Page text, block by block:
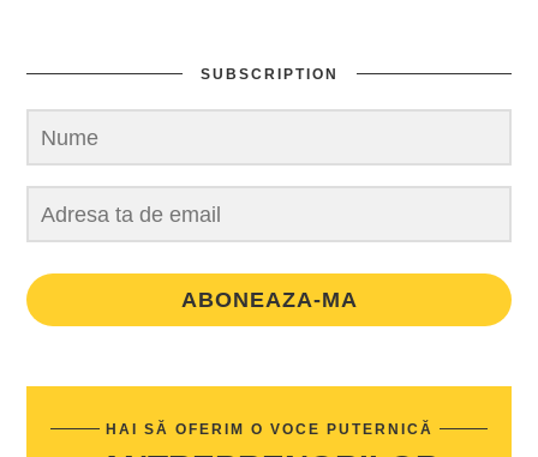
SUBSCRIPTION
ABONEAZA-MA
HAI SĂ OFERIM O VOCE PUTERNICĂ